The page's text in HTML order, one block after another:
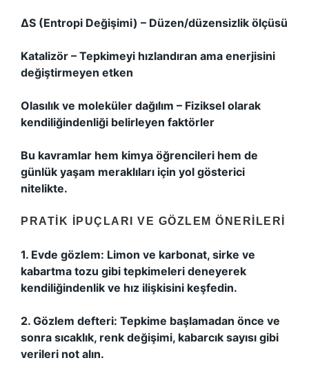
ΔS (Entropi Değişimi) – Düzen/düzensizlik ölçüsü
Katalizör – Tepkimeyi hızlandıran ama enerjisini
değiştirmeyen etken
Olasılık ve moleküler dağılım – Fiziksel olarak
kendiliğindenliği belirleyen faktörler
Bu kavramlar hem kimya öğrencileri hem de
günlük yaşam meraklıları için yol gösterici
nitelikte.
PRATIK İPUÇLARI VE GÖZLEM ÖNERILERI
1. Evde gözlem: Limon ve karbonat, sirke ve
kabartma tozu gibi tepkimeleri deneyerek
kendiliğindenlik ve hız ilişkisini keşfedin.
2. Gözlem defteri: Tepkime başlamadan önce ve
sonra sıcaklık, renk değişimi, kabarcık sayısı gibi
verileri not alın.